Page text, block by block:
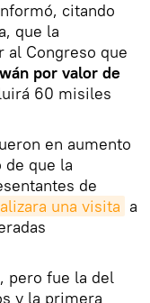
citando
que la
al Congreso que
por valor de
60 misiles
en aumento
que la
de
una visita a
pero fue la del
y la primera